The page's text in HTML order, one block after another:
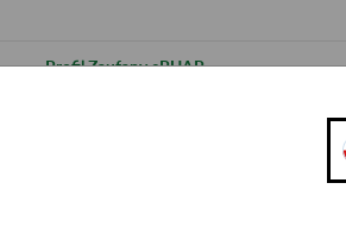
Profil Zaufany ePUAP
Informacja o ograniczeniach w
Ograniczenia w dostępność PUE oraz